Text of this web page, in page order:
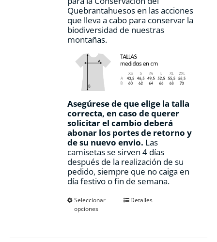
Quebrantahuesos en las acciones
que lleva a cabo para conservar la
biodiversidad de nuestras
montañas.
Asegúrese de que elige la talla
correcta, en caso de querer
solicitar el cambio deberá
abonar los portes de retorno y
de su nuevo envio. Las
camisetas se sirven 4 días
después de la realización de su
pedido, siempre que no caiga en
día festivo o fin de semana.
Seleccionar
opciones
EsteDetalles